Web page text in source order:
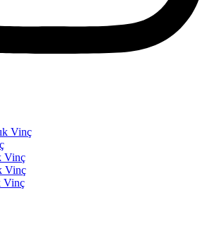
Vinç
Vinç
Vinç
Vinç